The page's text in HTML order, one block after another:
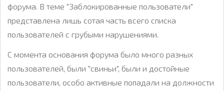
форума. В теме "Заблокированные пользователи"
представлена лишь сотая часть всего списка
пользователей с грубыми нарушениями.
С момента основания форума было много разных
пользователей, были "свиньи", были и достойные
пользователи, особо активные попадали на должности